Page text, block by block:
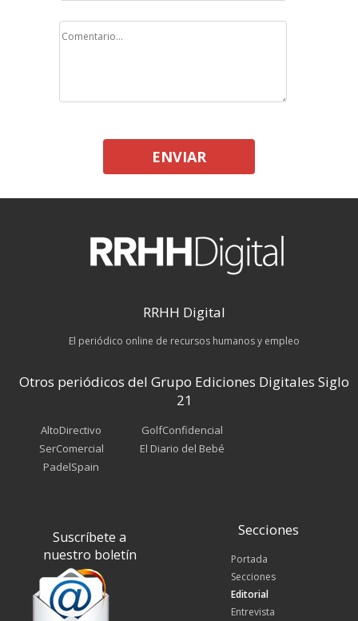
ENVIAR
RRHH Digital
El periódico online de recursos humanos y empleo
Otros periódicos del Grupo Ediciones Digitales Siglo
21
AltoDirectivo
SerComercial
PadelSpain
GolfConfidencial
El Diario del Bebé
Suscríbete a
nuestro boletín
Secciones
Portada
Secciones
Editorial
Entrevista